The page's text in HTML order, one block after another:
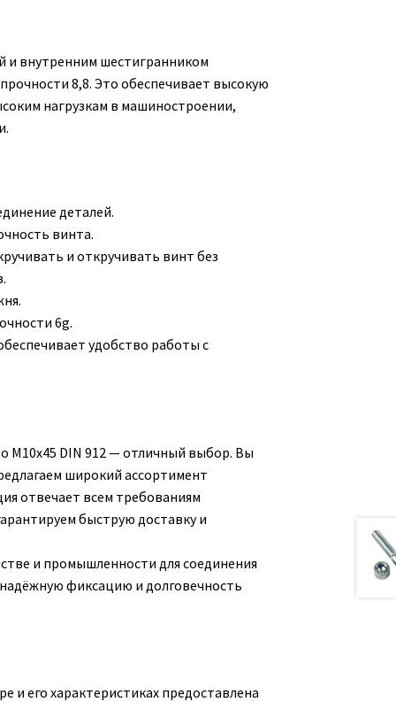
и внутренним шестигранником
8,8. Это обеспечивает высокую
нагрузкам в машиностроении,
деталей.
винта.
и откручивать винт без
6g.
удобство работы с
М10х45 DIN 912 — отличный выбор. Вы
широкий ассортимент
отвечает всем требованиям
быструю доставку и
и промышленности для соединения
фиксацию и долговечность
и его характеристиках предоставлена